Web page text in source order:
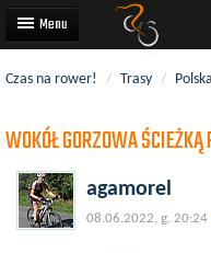
Trasy rowerowe
Wyścigi rowerowe
Użytkownicy
Czas na rower! / Trasy / Polska
WOKÓŁ GORZOWA
agamorel
08.06.2022, g. 20:24